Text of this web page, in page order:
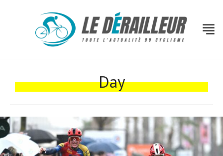
Day
Tests de produits
Conseils
Tendances